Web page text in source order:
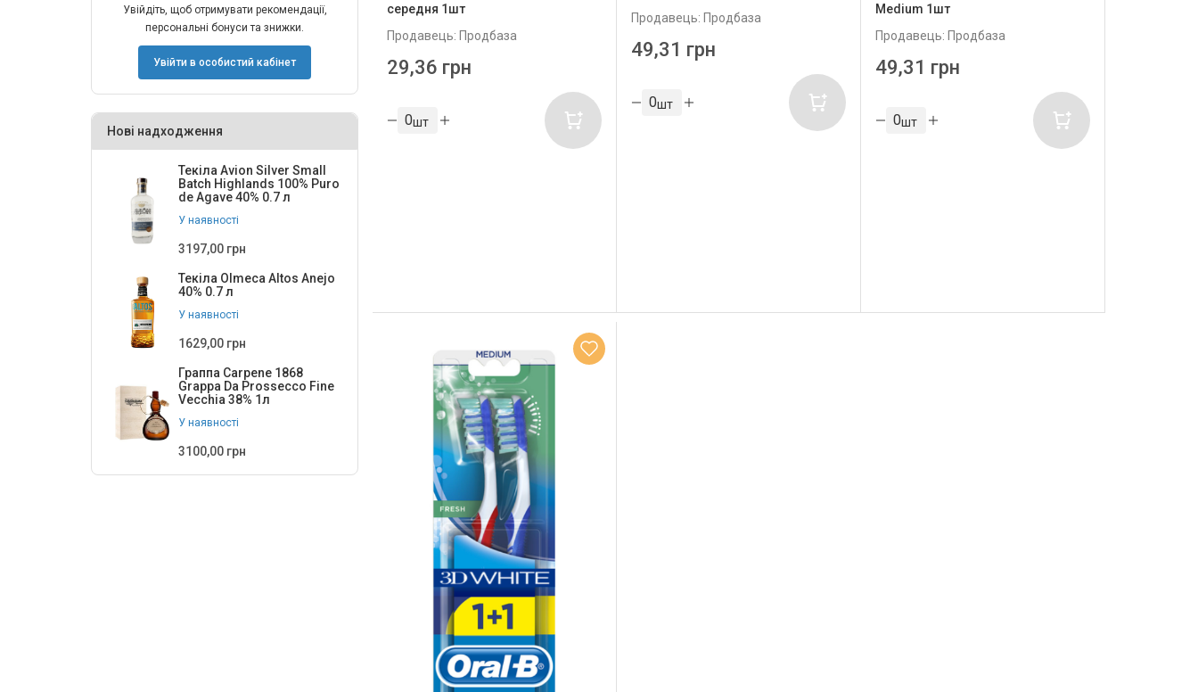
Увійдіть, щоб отримувати рекомендації,
персональні бонуси та знижки.
Увійти в особистий кабінет
Нові надходження
Текіла Avion Silver Small
Batch Highlands 100% Puro
de Agave 40% 0.7 л
У наявності
3197,00 грн
Текіла Olmeca Altos Anejo
40% 0.7 л
У наявності
1629,00 грн
Граппа Carpene 1868
Grappa Da Prossecco Fine
Vecchia 38% 1л
У наявності
3100,00 грн
cередня 1шт
Продавець: Продбаза
29,36 грн
шт
Продавець: Продбаза
49,31 грн
шт
Medium 1шт
Продавець: Продбаза
49,31 грн
шт